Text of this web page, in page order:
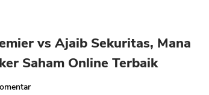
vs Ajaib Sekuritas, Mana
Saham Online Terbaik